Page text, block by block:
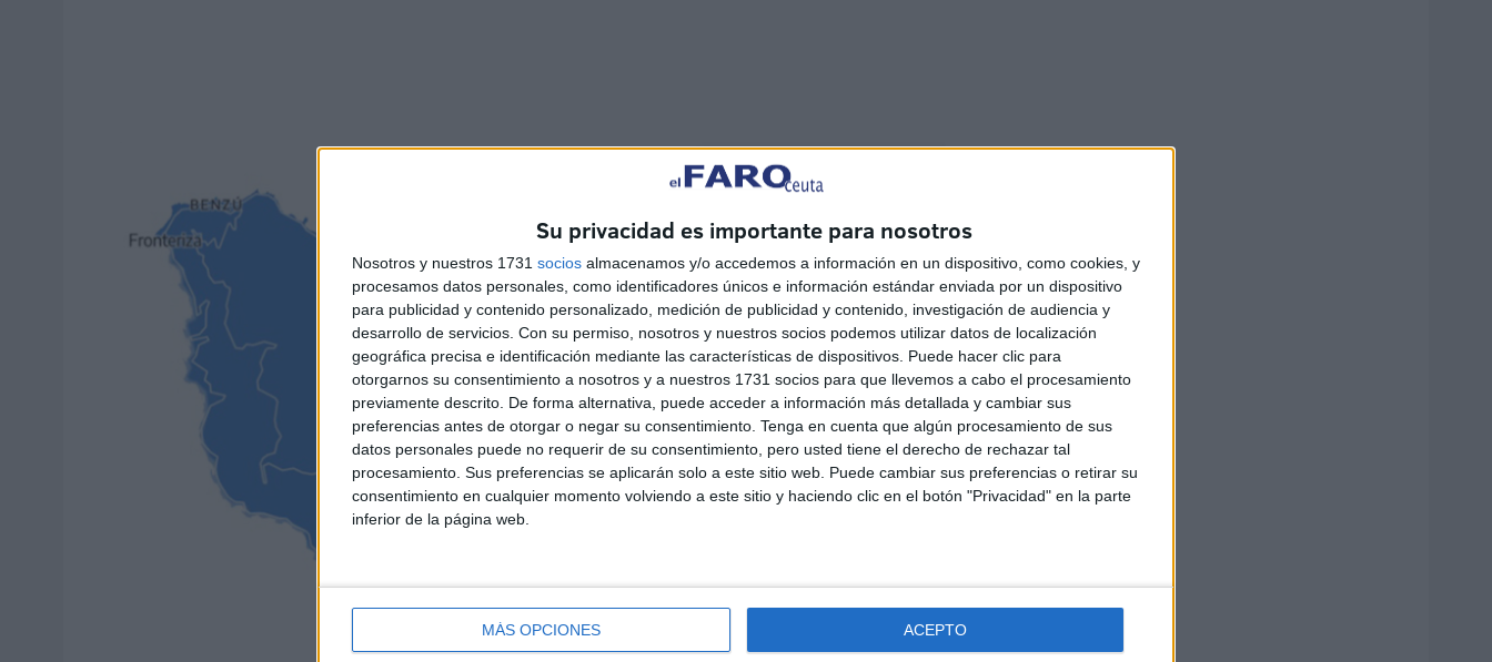
Su privacidad es importante para nosotros
Nosotros y nuestros 1731 socios almacenamos y/o accedemos a información en un dispositivo, como cookies, y
procesamos datos personales, como identificadores únicos e información estándar enviada por un dispositivo
para publicidad y contenido personalizado, medición de publicidad y contenido, investigación de audiencia y
desarrollo de servicios. Con su permiso, nosotros y nuestros socios podemos utilizar datos de localización
geográfica precisa e identificación mediante las características de dispositivos. Puede hacer clic para
otorgarnos su consentimiento a nosotros y a nuestros 1731 socios para que llevemos a cabo el procesamiento
previamente descrito. De forma alternativa, puede acceder a información más detallada y cambiar sus
preferencias antes de otorgar o negar su consentimiento. Tenga en cuenta que algún procesamiento de sus
datos personales puede no requerir de su consentimiento, pero usted tiene el derecho de rechazar tal
procesamiento. Sus preferencias se aplicarán solo a este sitio web. Puede cambiar sus preferencias o retirar su
consentimiento en cualquier momento volviendo a este sitio y haciendo clic en el botón "Privacidad" en la parte
inferior de la página web.
MÁS OPCIONES ACEPTO